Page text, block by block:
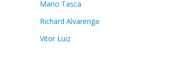
Mario Tasca
Richard Alvarenga
Vitor Luiz